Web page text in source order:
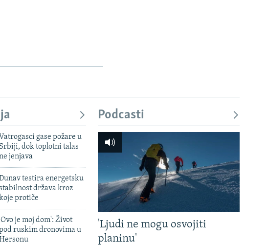
gase požare u
Srbiji, dok toplotni talas
jenjava
testira energetsku
država kroz
protiče
'Ovo je moj dom': Život
ruskim dronovima u
Podcasti
'Ljudi ne mogu osvojiti
planinu'